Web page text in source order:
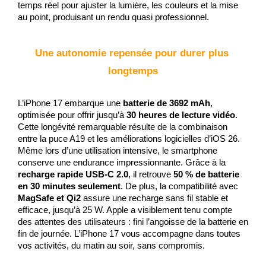
temps réel pour ajuster la lumière, les couleurs et la mise
au point, produisant un rendu quasi professionnel.
Une autonomie repensée pour durer plus
longtemps
L’iPhone 17 embarque une batterie de 3692 mAh,
optimisée pour offrir jusqu’à 30 heures de lecture vidéo.
Cette longévité remarquable résulte de la combinaison
entre la puce A19 et les améliorations logicielles d’iOS 26.
Même lors d’une utilisation intensive, le smartphone
recharge rapide USB-C 2.0, il retrouve 50 % de batterie
en 30 minutes seulement
MagSafe et Qi2 assure une recharge sans fil stable et
efficace, jusqu’à 25 W. Apple a visiblement tenu compte
des attentes des utilisateurs : fini l’angoisse de la batterie en
fin de journée. L’iPhone 17 vous accompagne dans toutes
vos activités, du matin au soir, sans compromis.